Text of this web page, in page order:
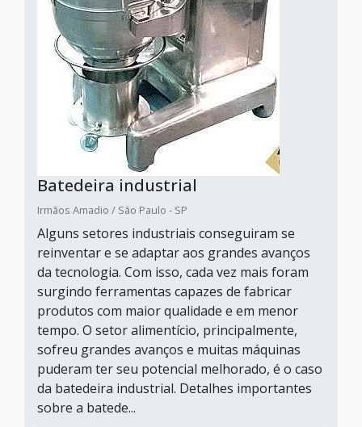
Batedeira industrial
Irmãos Amadio / São Paulo - SP
Alguns setores industriais conseguiram se
reinventar e se adaptar aos grandes avanços
da tecnologia. Com isso, cada vez mais foram
surgindo ferramentas capazes de fabricar
produtos com maior qualidade e em menor
tempo. O setor alimentício, principalmente,
sofreu grandes avanços e muitas máquinas
puderam ter seu potencial melhorado, é o caso
da batedeira industrial. Detalhes importantes
sobre a batede...